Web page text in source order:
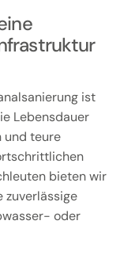
ist
Lebensdauer
und teure
bieten wir
zuverlässige
oder